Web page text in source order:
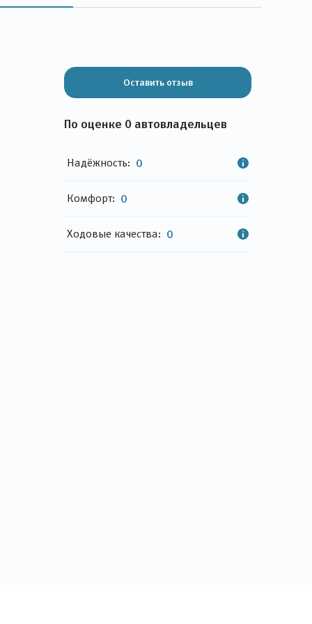
Оставить отзыв
По оценке 0 автовладельцев
Надёжность: 0
Комфорт: 0
Ходовые качества: 0